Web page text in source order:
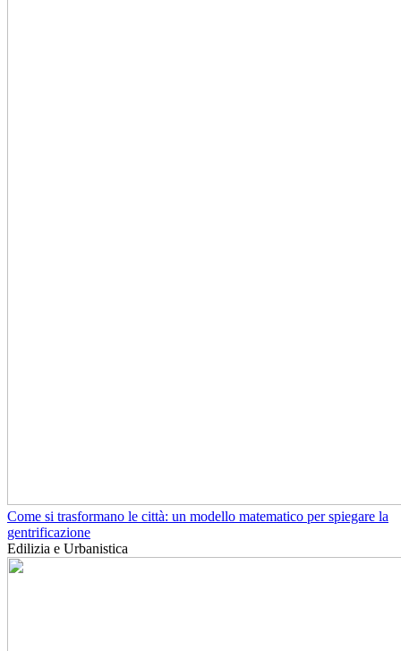
Come si trasformano le città: un modello matematico per spiegare la
gentrificazione
Edilizia e Urbanistica